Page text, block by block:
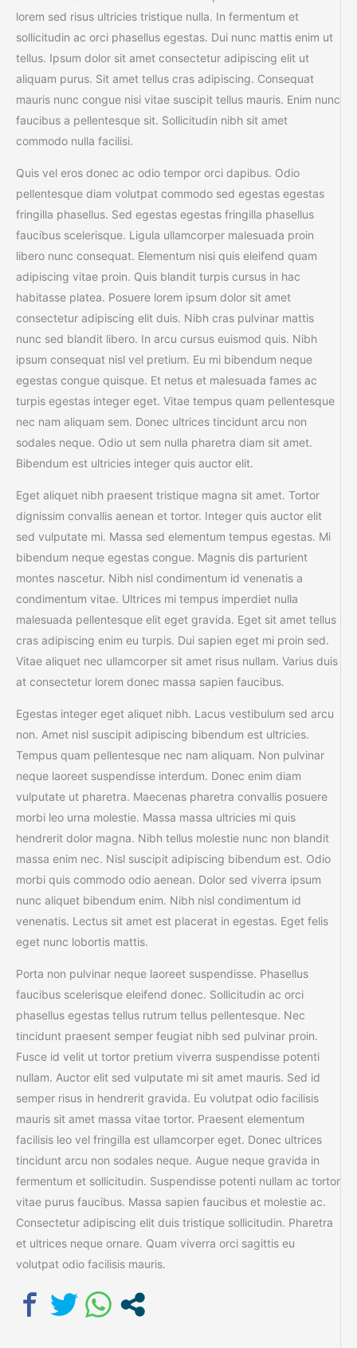
lorem sed risus ultricies tristique nulla. In fermentum et
sollicitudin ac orci phasellus egestas. Dui nunc mattis enim ut
tellus. Ipsum dolor sit amet consectetur adipiscing elit ut
aliquam purus. Sit amet tellus cras adipiscing. Consequat
mauris nunc congue nisi vitae suscipit tellus mauris. Enim nunc
faucibus a pellentesque sit. Sollicitudin nibh sit amet
commodo nulla facilisi.
Quis vel eros donec ac odio tempor orci dapibus. Odio
pellentesque diam volutpat commodo sed egestas egestas
fringilla phasellus. Sed egestas egestas fringilla phasellus
faucibus scelerisque. Ligula ullamcorper malesuada proin
libero nunc consequat. Elementum nisi quis eleifend quam
adipiscing vitae proin. Quis blandit turpis cursus in hac
habitasse platea. Posuere lorem ipsum dolor sit amet
consectetur adipiscing elit duis. Nibh cras pulvinar mattis
nunc sed blandit libero. In arcu cursus euismod quis. Nibh
ipsum consequat nisl vel pretium. Eu mi bibendum neque
egestas congue quisque. Et netus et malesuada fames ac
turpis egestas integer eget. Vitae tempus quam pellentesque
nec nam aliquam sem. Donec ultrices tincidunt arcu non
sodales neque. Odio ut sem nulla pharetra diam sit amet.
Bibendum est ultricies integer quis auctor elit.
Eget aliquet nibh praesent tristique magna sit amet. Tortor
dignissim convallis aenean et tortor. Integer quis auctor elit
sed vulputate mi. Massa sed elementum tempus egestas. Mi
bibendum neque egestas congue. Magnis dis parturient
montes nascetur. Nibh nisl condimentum id venenatis a
condimentum vitae. Ultrices mi tempus imperdiet nulla
malesuada pellentesque elit eget gravida. Eget sit amet tellus
cras adipiscing enim eu turpis. Dui sapien eget mi proin sed.
Vitae aliquet nec ullamcorper sit amet risus nullam. Varius duis
at consectetur lorem donec massa sapien faucibus.
Egestas integer eget aliquet nibh. Lacus vestibulum sed arcu
non. Amet nisl suscipit adipiscing bibendum est ultricies.
Tempus quam pellentesque nec nam aliquam. Non pulvinar
neque laoreet suspendisse interdum. Donec enim diam
vulputate ut pharetra. Maecenas pharetra convallis posuere
morbi leo urna molestie. Massa massa ultricies mi quis
hendrerit dolor magna. Nibh tellus molestie nunc non blandit
massa enim nec. Nisl suscipit adipiscing bibendum est. Odio
morbi quis commodo odio aenean. Dolor sed viverra ipsum
nunc aliquet bibendum enim. Nibh nisl condimentum id
venenatis. Lectus sit amet est placerat in egestas. Eget felis
eget nunc lobortis mattis.
Porta non pulvinar neque laoreet suspendisse. Phasellus
faucibus scelerisque eleifend donec. Sollicitudin ac orci
phasellus egestas tellus rutrum tellus pellentesque. Nec
tincidunt praesent semper feugiat nibh sed pulvinar proin.
Fusce id velit ut tortor pretium viverra suspendisse potenti
nullam. Auctor elit sed vulputate mi sit amet mauris. Sed id
semper risus in hendrerit gravida. Eu volutpat odio facilisis
mauris sit amet massa vitae tortor. Praesent elementum
facilisis leo vel fringilla est ullamcorper eget. Donec ultrices
tincidunt arcu non sodales neque. Augue neque gravida in
fermentum et sollicitudin. Suspendisse potenti nullam ac tortor
vitae purus faucibus. Massa sapien faucibus et molestie ac.
Consectetur adipiscing elit duis tristique sollicitudin. Pharetra
et ultrices neque ornare. Quam viverra orci sagittis eu
volutpat odio facilisis mauris.